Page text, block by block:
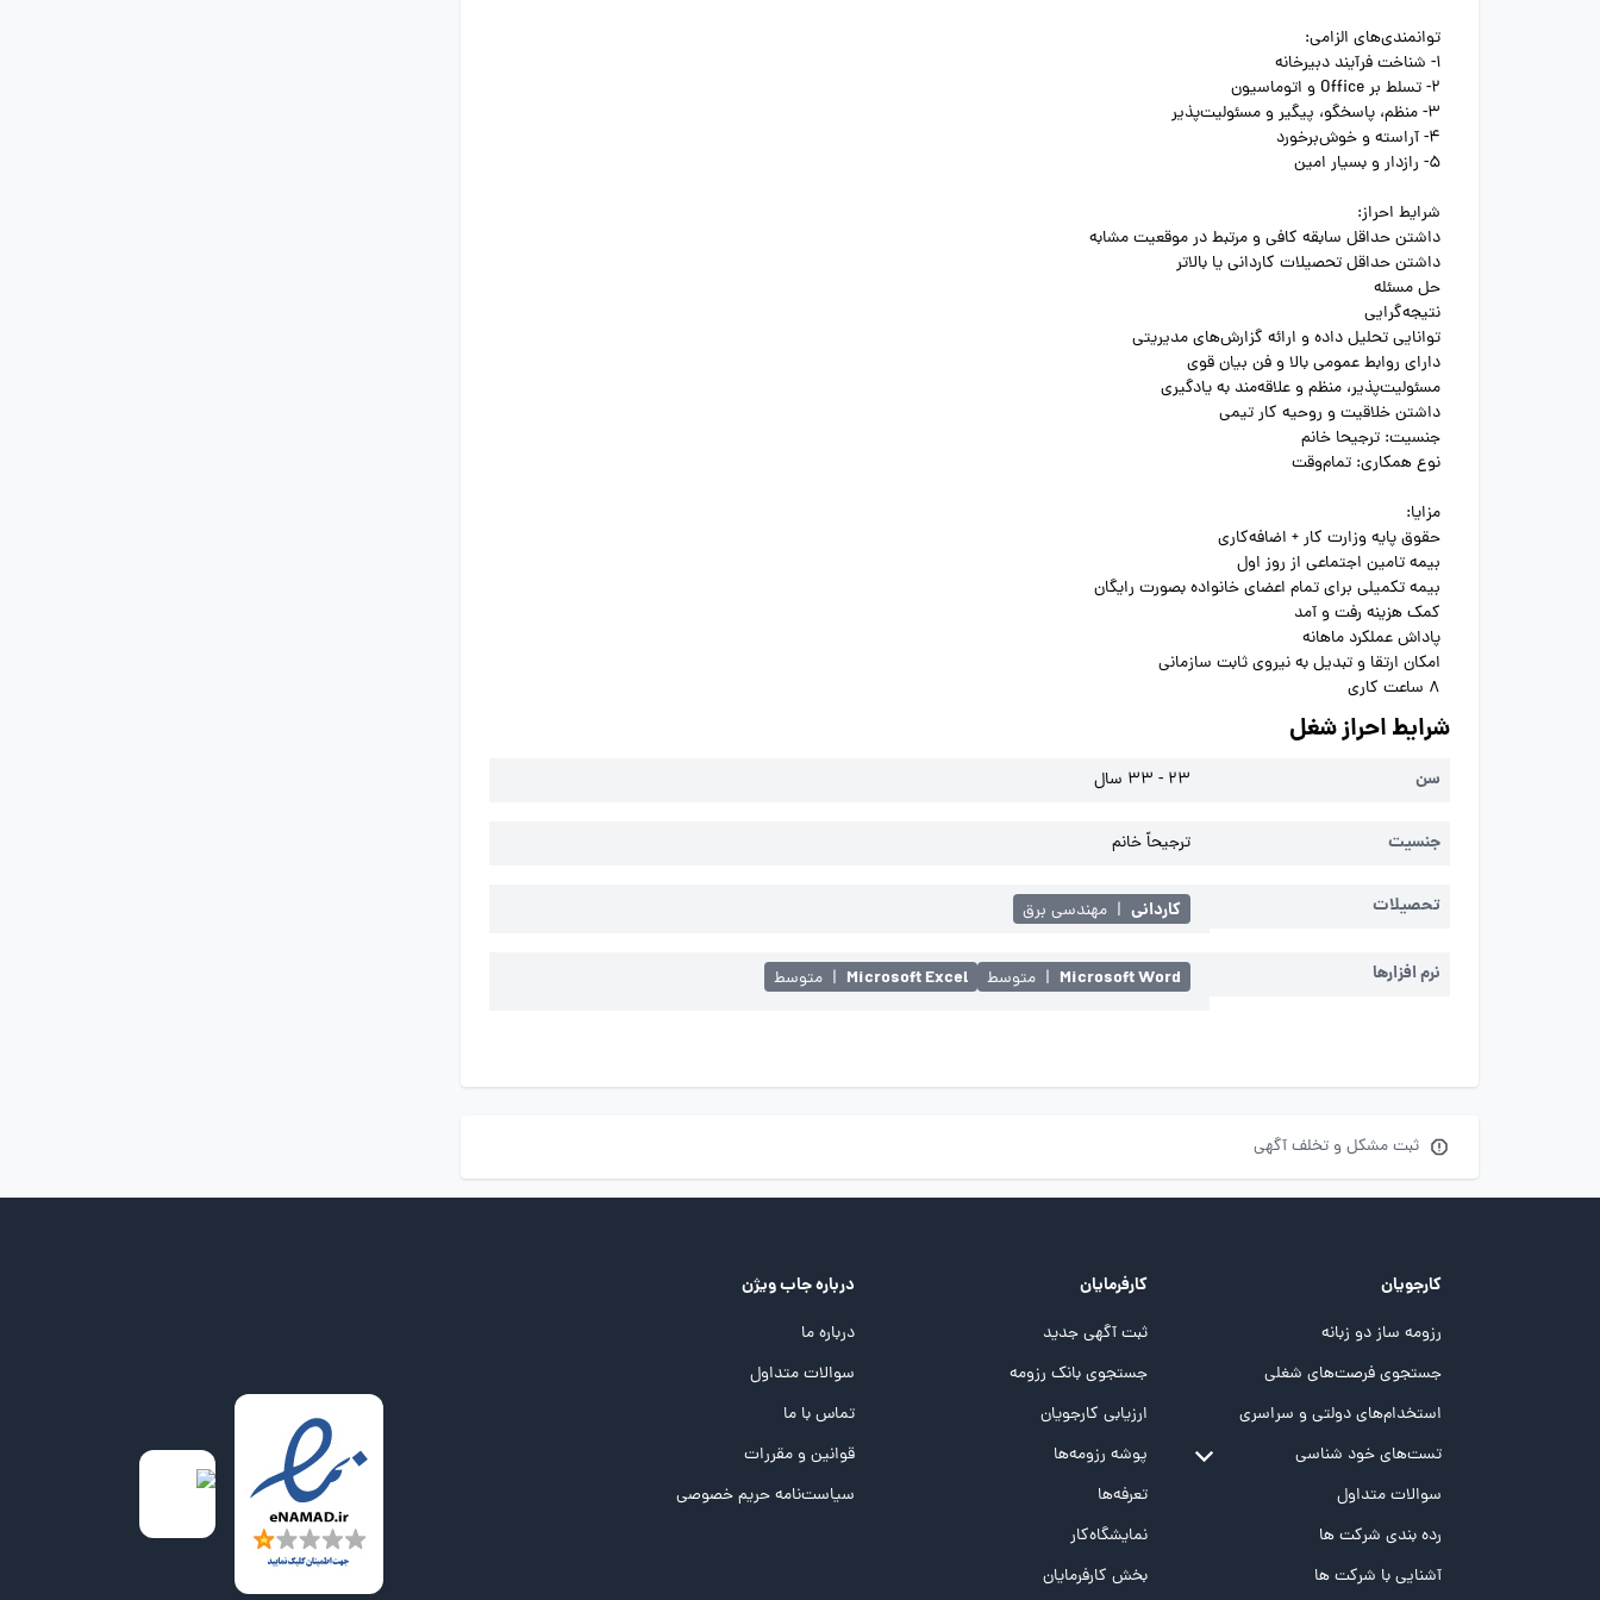
توانمندی‌های الزامی:
1- شناخت فرآیند دبیرخانه
2- تسلط بر Office و اتوماسیون
3- منظم، پاسخگو، پیگیر و مسئولیت‌پذیر
4- آراسته و خوش‌برخورد
5- رازدار و بسیار امین
شرایط احراز:
داشتن حداقل سابقه کافی و مرتبط در موقعیت مشابه
داشتن حداقل تحصیلات کاردانی یا بالاتر
حل مسئله
نتیجه‌گرایی
توانایی تحلیل داده و ارائه گزارش‌های مدیریتی
دارای روابط عمومی بالا و فن بیان قوی
مسئولیت‌پذیر، منظم و علاقه‌مند به یادگیری
داشتن خلاقیت و روحیه کار تیمی
جنسیت: ترجیحا خانم
نوع همکاری: تمام‌وقت
مزایا:
حقوق پایه وزارت کار + اضافه‌کاری
بیمه تامین اجتماعی از روز اول
بیمه تکمیلی برای تمام اعضای خانواده بصورت رایگان
کمک هزینه رفت و آمد
پاداش عملکرد ماهانه
امکان ارتقا و تبدیل به نیروی ثابت سازمانی
8 ساعت کاری
شرایط احراز شغل
سن 23 - 33 سال
جنسیت ترجیحاً خانم
تحصیلات کاردانی | مهندسی برق
نرم افزارها Microsoft Word
| متوسط Microsoft Excel
| متوسط
ثبت مشکل و تخلف آگهی
کارجویان
رزومه ساز دو زبانه
جستجوی فرصت‌های شغلی
استخدام‌های دولتی و سراسری
تست‌های خود شناسی
تست MBTI
تست تیپ سنجی شغلی Holland
تست NEO
سوالات متداول
رده بندی شرکت ها
آشنایی با شرکت ها
کارفرمایان
ثبت آگهی جدید
جستجوی بانک رزومه
ارزیابی کارجویان
پوشه‌‌ رزومه‌ها
تعرفه‌ها
نمایشگاه‌کار
بخش کارفرمایان
درباره جاب ویژن
درباره ما
سوالات متداول
تماس با ما
قوانین و مقررات
سیاست‌نامه حریم خصوصی